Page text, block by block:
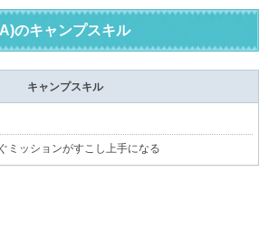
のキャンプスキル
キャンプスキル
ミッションがすこし上手になる